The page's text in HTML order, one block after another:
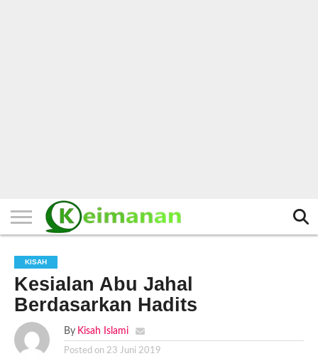
KISAH
Kesialan Abu Jahal
Berdasarkan Hadits
By Kisah Islami
Posted on 23 Juni 2019